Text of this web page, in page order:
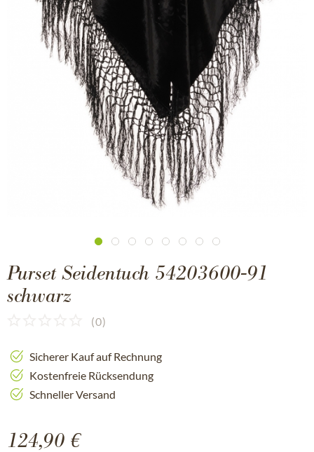
Purset Seidentuch 54203600-91
schwarz
(0)
Sicherer Kauf auf Rechnung
Kostenfreie Rücksendung
Schneller Versand
124,90 €